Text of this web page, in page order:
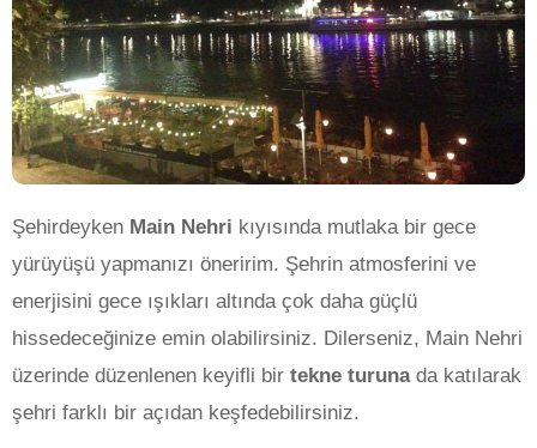
Şehirdeyken Main Nehri kıyısında mutlaka bir gece
yürüyüşü yapmanızı öneririm. Şehrin atmosferini ve
enerjisini gece ışıkları altında çok daha güçlü
hissedeceğinize emin olabilirsiniz. Dilerseniz, Main Nehri
üzerinde düzenlenen keyifli bir tekne turunada katılarak
şehri farklı bir açıdan keşfedebilirsiniz.